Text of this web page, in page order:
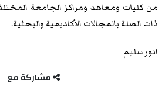
من كليات ومعاهد ومراكز الجامعة
ذات الصلة بالمجالات الأكاديمية والبحثية.
انور سليم
مشاركة مع